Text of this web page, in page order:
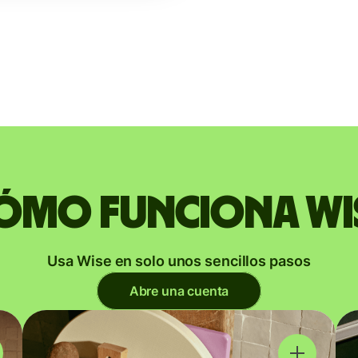
funciona
Usa Wise en solo unos sencillos pasos
Abre una cuenta